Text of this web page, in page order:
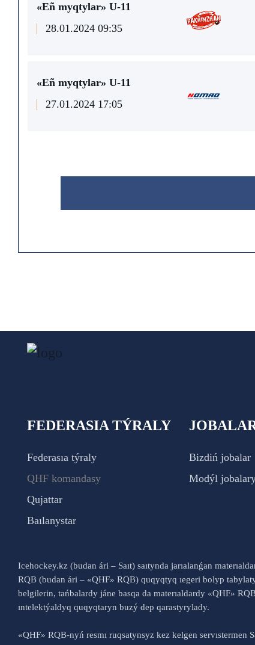
«Eñ myqtylar» U-11
28.01.2024 09:35
«Eñ myqtylar» U-11
27.01.2024 17:05
FEDERASIA TÝRALY
Federasıa týraly
QHF komandasy
Qujattar
Baılanystar
Bizdiń jobalar
Modýl
Icehockey.kz (budan ári – Saıt) saıtynda jarıalanǵan
RQB (budan ári – «QHF» RQB) quqyqtyq ıegeri bolyp
belgilerin, tańbalardy jáne basqa da materıaldardy «QHF»
ıntelektýaldyq quqyqtaryn buzý dep qarastyrylady.
«QHF» RQB-nyń resmı ruqsatynsyz kez kelgen servıstermen